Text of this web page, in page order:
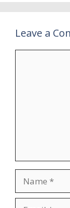
Leave a